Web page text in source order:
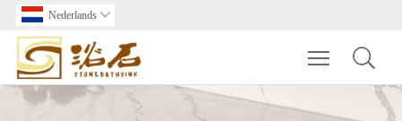
Nederlands 
Toggle